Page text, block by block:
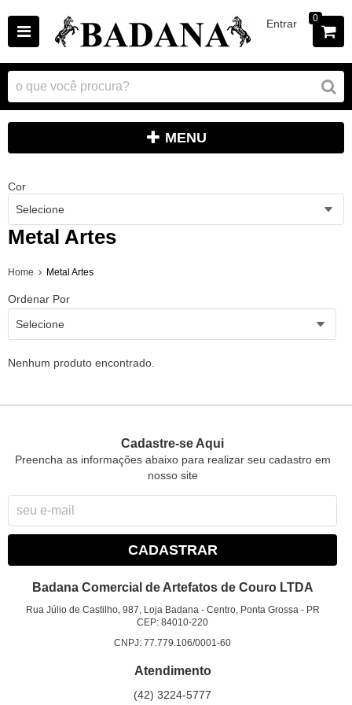
Entrar 0
MENU
Cor
Selecione
Metal Artes
Home Metal Artes
Ordenar Por
Selecione
Nenhum produto encontrado.
Cadastre-se Aqui
Preencha as informações abaixo para realizar seu cadastro em
nosso site
CADASTRAR
Badana Comercial de Artefatos de Couro LTDA
Rua Júlio de Castilho, 987, Loja Badana- Centro, Ponta Grossa- PR
CEP: 84010-220
CNPJ: 77.779.106/0001-60
Atendimento
(42) 3224-5777